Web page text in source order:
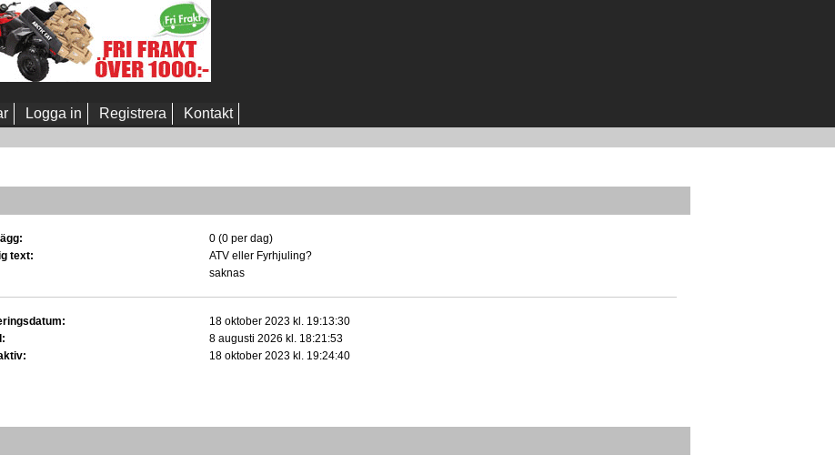
Logga in Registrera Kontakt
0 (0 per dag)
text:
ATV eller Fyrhjuling?
saknas
18 oktober 2023 kl. 19:13:30
8 augusti 2026 kl. 18:21:53
18 oktober 2023 kl. 19:24:40